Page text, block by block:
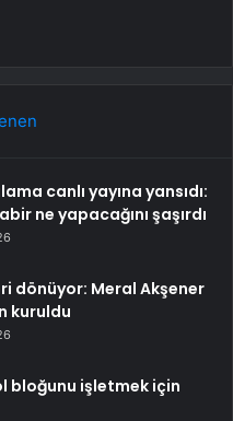
canlı yayına yansıdı:
ne yapacağını şaşırdı
dönüyor: Meral Akşener
kuruldu
bloğunu işletmek için